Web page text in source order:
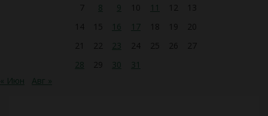
7
8 9 10 11 12
13
14
15 16 17 18 19
20
21
22 23 24 25 26
27
28
29 30
31
« Июн
Авг »